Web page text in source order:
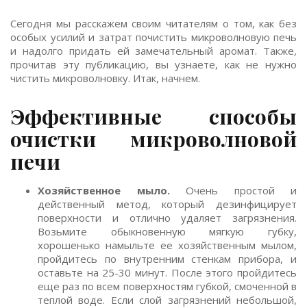
Сегодня мы расскажем своим читателям о том, как без
особых усилий и затрат почистить микроволновую печь
и надолго придать ей замечательный аромат. Также,
прочитав эту публикацию, вы узнаете, как не нужно
чистить микроволновку. Итак, начнем.
Эффективные способы
очистки микроволновой
печи
Хозяйственное мыло.Очень простой и
действенный метод, который дезинфицирует
поверхности и отлично удаляет загрязнения.
Возьмите обыкновенную мягкую губку,
хорошенько намыльте ее хозяйственным мылом,
пройдитесь по внутренним стенкам прибора, и
оставьте на 25-30 минут. После этого пройдитесь
еще раз по всем поверхностям губкой, смоченной в
теплой воде. Если слой загрязнений небольшой,